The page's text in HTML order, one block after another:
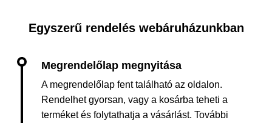
Egyszerű rendelés webáruházunkban
A megrendelőlap fent található az oldalon.
Rendelhet gyorsan, vagy a kosárba teheti a
terméket és folytathatja a vásárlást. További